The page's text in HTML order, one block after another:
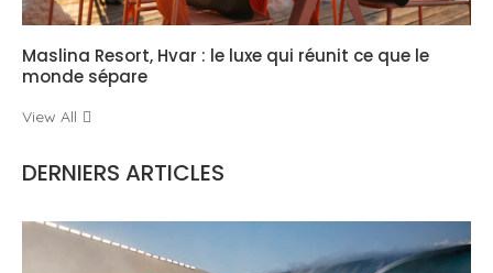
Maslina Resort, Hvar : le luxe qui réunit ce que le
monde sépare
View All
DERNIERS ARTICLES